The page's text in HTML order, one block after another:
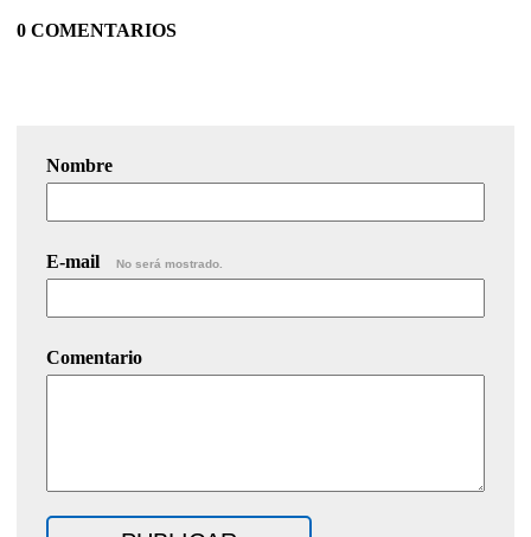
0 COMENTARIOS
Nombre
E-mail No será mostrado.
Comentario